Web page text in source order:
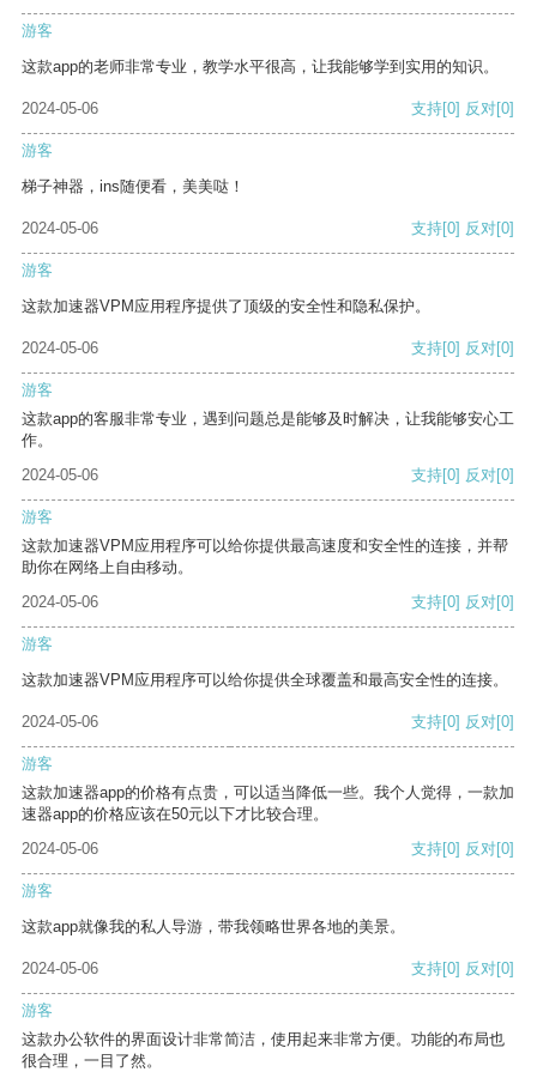
游客
这款app的老师非常专业，教学水平很高，让我能够学到实用的知识。
2024-05-06 支持[0] 反对[0]
游客
梯子神器，ins随便看，美美哒！
2024-05-06 支持[0] 反对[0]
游客
这款加速器VPM应用程序提供了顶级的安全性和隐私保护。
2024-05-06 支持[0] 反对[0]
游客
这款app的客服非常专业，遇到问题总是能够及时解决，让我能够安心工
作。
2024-05-06
支持[0] 反对[0]
游客
这款加速器VPM应用程序可以给你提供最高速度和安全性的连接，并帮
助你在网络上自由移动。
2024-05-06
支持[0] 反对[0]
游客
这款加速器VPM应用程序可以给你提供全球覆盖和最高安全性的连接。
2024-05-06 支持[0] 反对[0]
游客
这款加速器app的价格有点贵，可以适当降低一些。我个人觉得，一款加
速器app的价格应该在50元以下才比较合理。
2024-05-06
支持[0] 反对[0]
游客
这款app就像我的私人导游，带我领略世界各地的美景。
2024-05-06 支持[0] 反对[0]
游客
这款办公软件的界面设计非常简洁，使用起来非常方便。功能的布局也
很合理，一目了然。